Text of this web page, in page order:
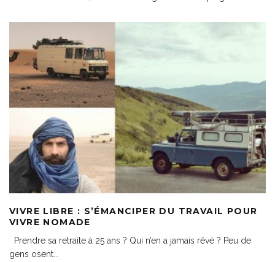
VIVRE LIBRE : S’ÉMANCIPER DU TRAVAIL POUR
VIVRE NOMADE
Prendre sa retraite à 25 ans ? Qui n’en a jamais rêvé ? Peu de
gens osent